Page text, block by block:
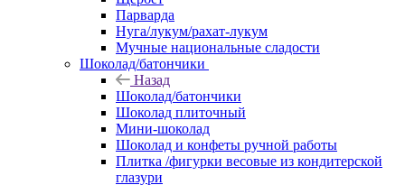
Парварда
Нуга/лукум/рахат-лукум
Мучные национальные сладости
Шоколад/батончики
Назад
Шоколад/батончики
Шоколад плиточный
Мини-шоколад
Шоколад и конфеты ручной работы
Плитка /фигурки весовые из кондитерской
глазури